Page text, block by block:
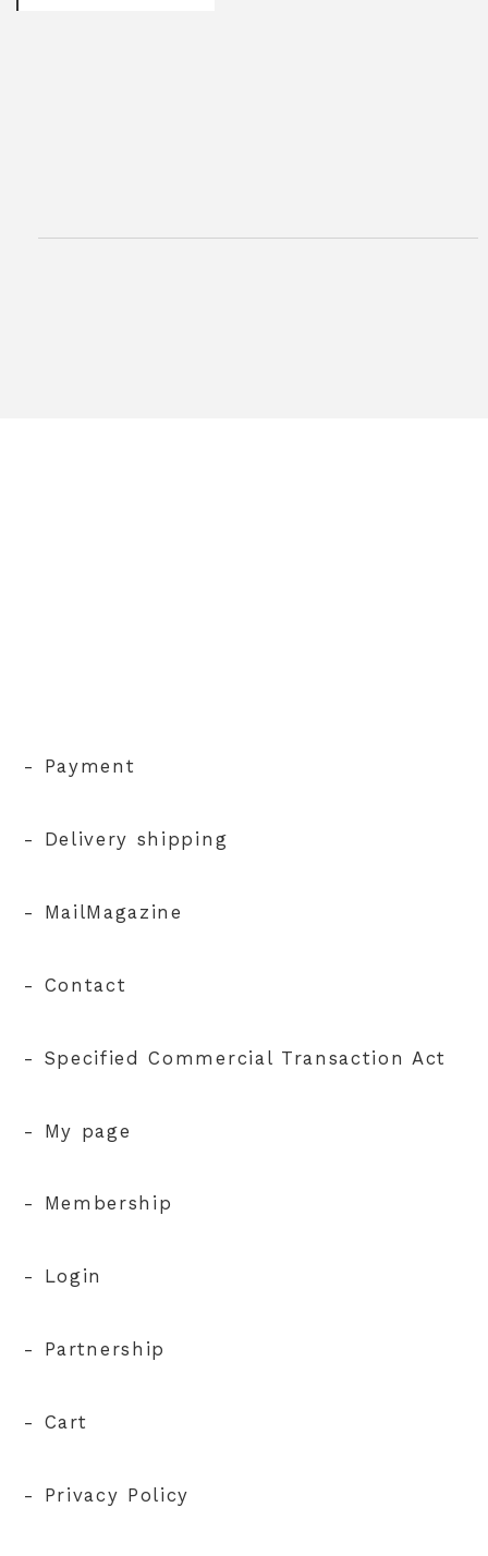
- Payment
- Delivery shipping
- MailMagazine
- Contact
- Specified Commercial Transaction Act
- My page
- Membership
- Login
- Partnership
- Cart
- Privacy Policy